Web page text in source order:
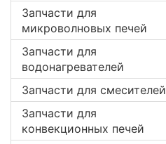
Запчасти для
микроволновых печей
Запчасти для
водонагревателей
Запчасти для смесителей
Запчасти для
конвекционных печей